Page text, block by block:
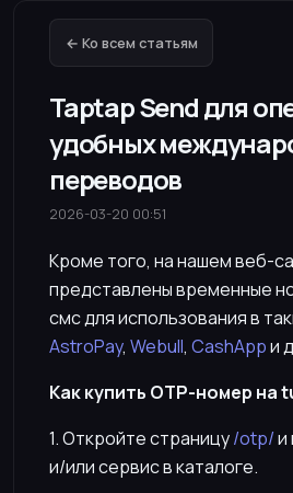
← Ко всем статьям
Taptap Send для
удобных
переводов
2026-03-20 00:51
Кроме того, на нашем веб-
представлены временные
смс для использования в
AstroPay, Webull, CashAppи
Как купить OTP-номер на
1. Откройте страницу/otp/и
и/или сервис в каталоге.